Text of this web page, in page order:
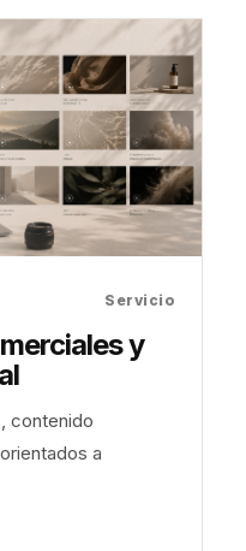
Servicio
y
contenido
a